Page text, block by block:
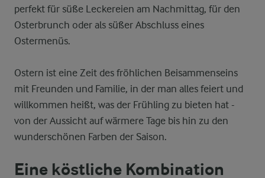
perfekt für süße Leckereien am Nachmittag, für den
Osterbrunch oder als süßer Abschluss eines
Ostermenüs.
Ostern ist eine Zeit des fröhlichen Beisammenseins
mit Freunden und Familie, in der man alles feiert und
willkommen heißt, was der Frühling zu bieten hat -
von der Aussicht auf wärmere Tage bis hin zu den
wunderschönen Farben der Saison.
Eine köstliche Kombination